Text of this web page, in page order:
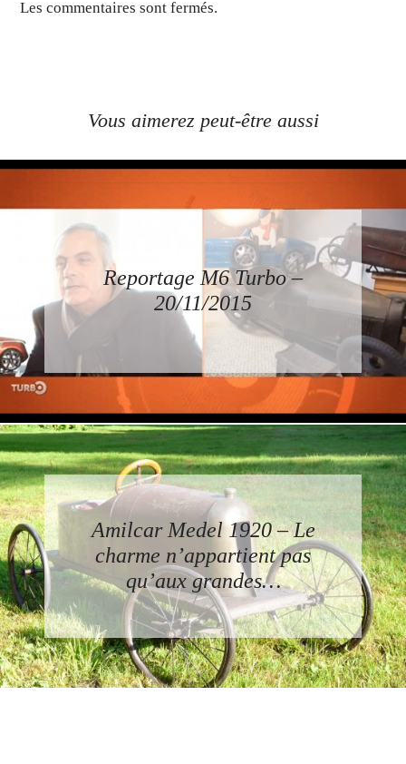
Les commentaires sont fermés.
Vous aimerez peut-être aussi
Reportage M6 Turbo –
20/11/2015
Amilcar Medel 1920 – Le
charme n’appartient pas
qu’aux grandes…